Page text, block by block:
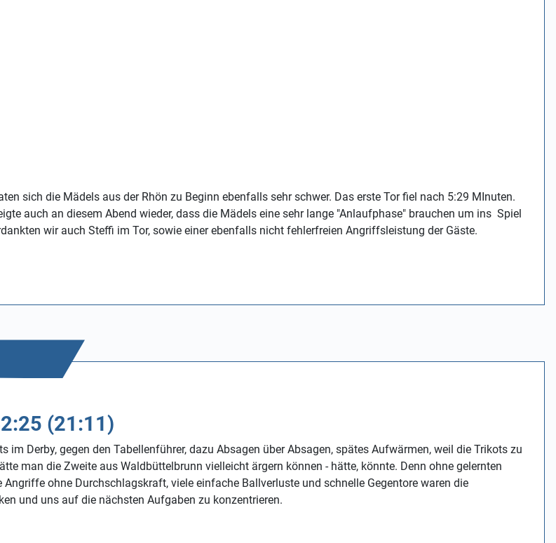
sich die Mädels aus der Rhön zu Beginn ebenfalls sehr schwer. Das erste Tor fiel nach 5:29 MInuten.
auch an diesem Abend wieder, dass die Mädels eine sehr lange "Anlaufphase" brauchen um ins Spiel
wir auch Steffi im Tor, sowie einer ebenfalls nicht fehlerfreien Angriffsleistung der Gäste.
(21:11)
Derby, gegen den Tabellenführer, dazu Absagen über Absagen, spätes Aufwärmen, weil die Trikots zu
man die Zweite aus Waldbüttelbrunn vielleicht ärgern können - hätte, könnte. Denn ohne gelernten
ohne Durchschlagskraft, viele einfache Ballverluste und schnelle Gegentore waren die
und uns auf die nächsten Aufgaben zu konzentrieren.